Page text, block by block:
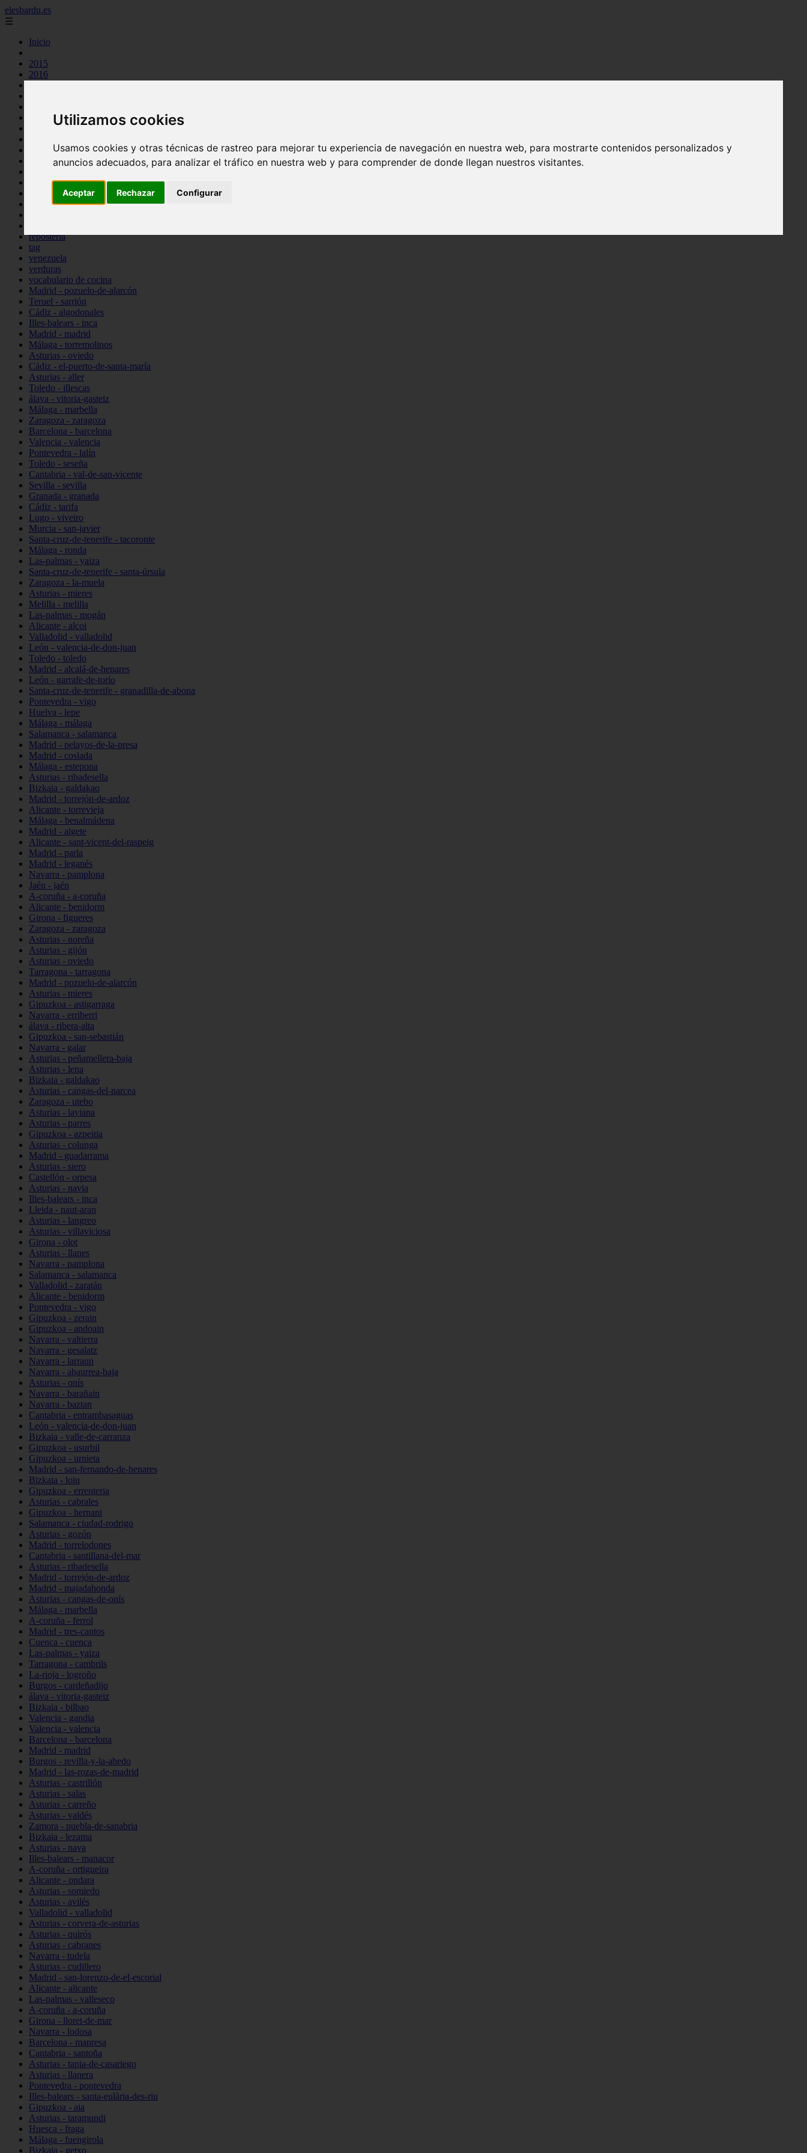
Utilizamos cookies
Usamos cookies y otras técnicas de rastreo para mejorar tu experiencia de navegación en nuestra web, para mostrarte contenidos personalizados y
anuncios adecuados, para analizar el tráfico en nuestra web y para comprender de donde llegan nuestros visitantes.
Aceptar Rechazar Configurar
elesbardu.es
☰
Inicio
2015
2016
cocina casera
espana
huevos
pescado
reposteria
tag
venezuela
verduras
vocabulario de cocina
Madrid - pozuelo-de-alarcón
Teruel - sarrión
Cádiz - algodonales
Illes-balears - inca
Madrid - madrid
Málaga - torremolinos
Asturias - oviedo
Cádiz - el-puerto-de-santa-maría
Asturias - aller
Toledo - illescas
álava - vitoria-gasteiz
Málaga - marbella
Zaragoza - zaragoza
Barcelona - barcelona
Valencia - valencia
Pontevedra - lalín
Toledo - seseña
Cantabria - val-de-san-vicente
Sevilla - sevilla
Granada - granada
Cádiz - tarifa
Lugo - viveiro
Murcia - san-javier
Santa-cruz-de-tenerife - tacoronte
Málaga - ronda
Las-palmas - yaiza
Santa-cruz-de-tenerife - santa-úrsula
Zaragoza - la-muela
Asturias - mieres
Melilla - melilla
Las-palmas - mogán
Alicante - alcoi
Valladolid - valladolid
León - valencia-de-don-juan
Toledo - toledo
Madrid - alcalá-de-henares
León - garrafe-de-torío
Santa-cruz-de-tenerife - granadilla-de-abona
Pontevedra - vigo
Huelva - lepe
Málaga - málaga
Salamanca - salamanca
Madrid - pelayos-de-la-presa
Madrid - coslada
Málaga - estepona
Asturias - ribadesella
Bizkaia - galdakao
Madrid - torrejón-de-ardoz
Alicante - torrevieja
Málaga - benalmádena
Madrid - algete
Alicante - sant-vicent-del-raspeig
Madrid - parla
Madrid - leganés
Navarra - pamplona
Jaén - jaén
A-coruña - a-coruña
Alicante - benidorm
Girona - figueres
Zaragoza - zaragoza
Asturias - noreña
Asturias - gijón
Asturias - oviedo
Tarragona - tarragona
Madrid - pozuelo-de-alarcón
Asturias - mieres
Gipuzkoa - astigarraga
Navarra - erriberri
álava - ribera-alta
Gipuzkoa - san-sebastián
Navarra - galar
Asturias - peñamellera-baja
Asturias - lena
Bizkaia - galdakao
Asturias - cangas-del-narcea
Zaragoza - utebo
Asturias - laviana
Asturias - parres
Gipuzkoa - azpeitia
Asturias - colunga
Madrid - guadarrama
Asturias - siero
Castellón - orpesa
Asturias - navia
Illes-balears - inca
Lleida - naut-aran
Asturias - langreo
Asturias - villaviciosa
Girona - olot
Asturias - llanes
Navarra - pamplona
Salamanca - salamanca
Valladolid - zaratán
Alicante - benidorm
Pontevedra - vigo
Gipuzkoa - zerain
Gipuzkoa - andoain
Navarra - valtierra
Navarra - gesalatz
Navarra - larraun
Navarra - abaurrea-baja
Asturias - onís
Navarra - barañain
Navarra - baztan
Cantabria - entrambasaguas
León - valencia-de-don-juan
Bizkaia - valle-de-carranza
Gipuzkoa - usurbil
Gipuzkoa - urnieta
Madrid - san-fernando-de-henares
Bizkaia - loiu
Gipuzkoa - errenteria
Asturias - cabrales
Gipuzkoa - hernani
Salamanca - ciudad-rodrigo
Asturias - gozón
Madrid - torrelodones
Cantabria - santillana-del-mar
Asturias - ribadesella
Madrid - torrejón-de-ardoz
Madrid - majadahonda
Asturias - cangas-de-onís
Málaga - marbella
A-coruña - ferrol
Madrid - tres-cantos
Cuenca - cuenca
Las-palmas - yaiza
Tarragona - cambrils
La-rioja - logroño
Burgos - cardeñadijo
álava - vitoria-gasteiz
Bizkaia - bilbao
Valencia - gandia
Valencia - valencia
Barcelona - barcelona
Madrid - madrid
Burgos - revilla-y-la-ahedo
Madrid - las-rozas-de-madrid
Asturias - castrillón
Asturias - salas
Asturias - carreño
Asturias - valdés
Zamora - puebla-de-sanabria
Bizkaia - lezama
Asturias - nava
Illes-balears - manacor
A-coruña - ortigueira
Alicante - ondara
Asturias - somiedo
Asturias - avilés
Valladolid - valladolid
Asturias - corvera-de-asturias
Asturias - quirós
Asturias - cabranes
Navarra - tudela
Asturias - cudillero
Madrid - san-lorenzo-de-el-escorial
Alicante - alicante
Las-palmas - valleseco
A-coruña - a-coruña
Girona - lloret-de-mar
Navarra - lodosa
Barcelona - manresa
Cantabria - santoña
Asturias - tapia-de-casariego
Asturias - llanera
Pontevedra - pontevedra
Illes-balears - santa-eulària-des-riu
Gipuzkoa - aia
Asturias - taramundi
Huesca - fraga
Málaga - fuengirola
Bizkaia - getxo